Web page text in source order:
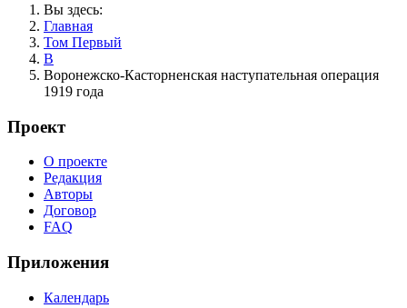
Вы здесь:
Главная
Том Первый
В
Воронежско-Касторненская наступательная операция
1919 года
Проект
О проекте
Редакция
Авторы
Договор
FAQ
Приложения
Календарь